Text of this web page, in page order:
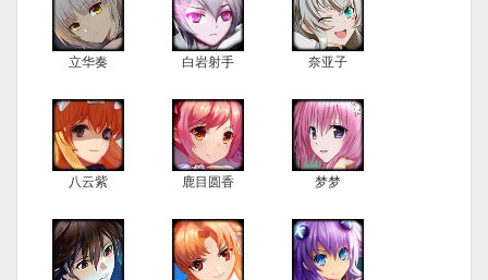
立华奏 白岩射手 奈亚子
八云紫 鹿目圆香 梦梦